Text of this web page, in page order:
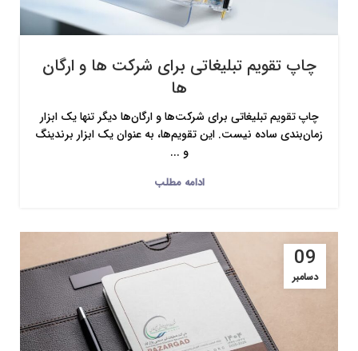
چاپ تقویم تبلیغاتی برای شرکت ها و ارگان
ها
چاپ تقویم تبلیغاتی برای شرکت‌ها و ارگان‌ها دیگر تنها یک ابزار
زمان‌بندی ساده نیست. این تقویم‌ها، به عنوان یک ابزار برندینگ
و ...
ادامه مطلب
09
دسامبر